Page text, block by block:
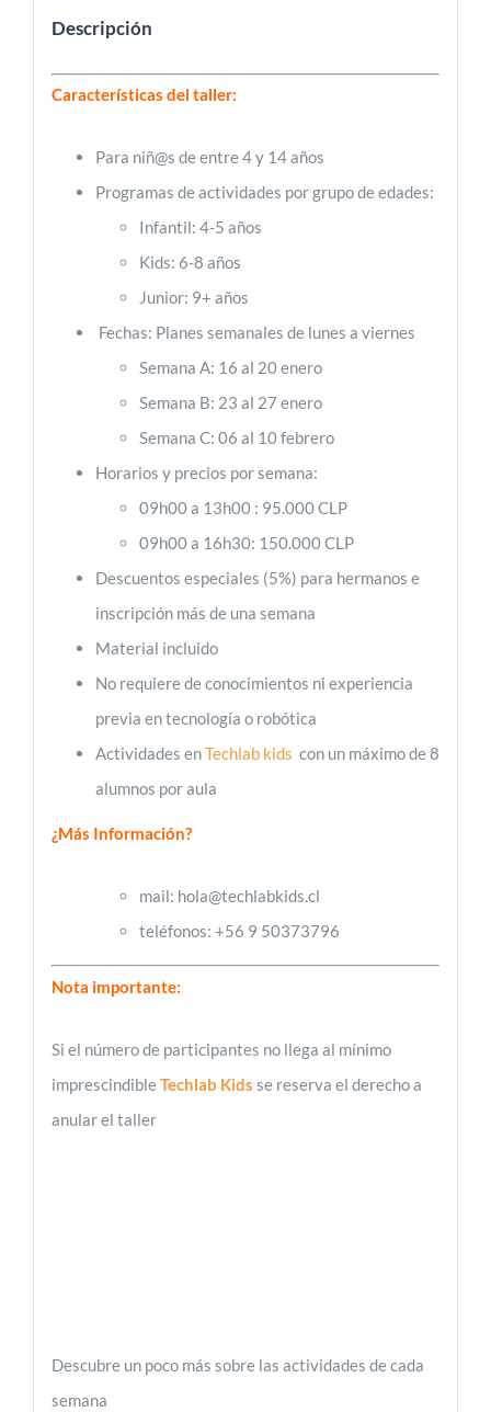
Descripción
Características del taller:
Para niñ@s de entre 4 y 14 años
Programas de actividades por grupo de edades:
Infantil: 4-5 años
Kids: 6-8 años
Junior: 9+ años
Fechas: Planes semanales de lunes a viernes
Semana A: 16 al 20 enero
Semana B: 23 al 27 enero
Semana C: 06 al 10 febrero
Horarios y precios por semana:
09h00 a 13h00 : 95.000 CLP
09h00 a 16h30: 150.000 CLP
Descuentos especiales (5%) para hermanos e
inscripción más de una semana
Material incluido
No requiere de conocimientos ni experiencia
previa en tecnología o robótica
Actividades enTechlab kids con un máximo de 8
alumnos por aula
¿Más Información?
mail: hola@techlabkids.cl
teléfonos: +56 9 50373796
Nota importante:
Si el número de participantes no llega al mínimo
imprescindibleTechlab Kids se reserva el derecho a
anular el taller
Descubre un poco más sobre las actividades de cada
semana